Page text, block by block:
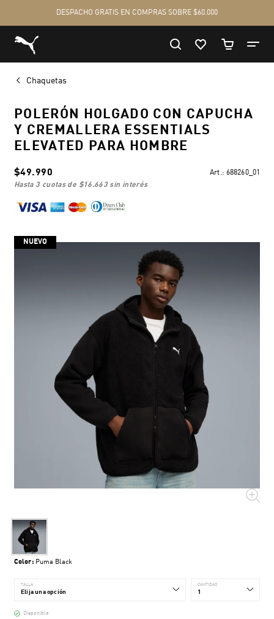
Chaquetas
POLERÓN HOLGADO CON CAPUCHA
Y CREMALLERA ESSENTIALS
ELEVATED PARA HOMBRE
$49.990 Art.: 688260_01
hasta 3 cuotas de $16.663sin interés
NUEVO
Color: Puma Black
TALLA CANTIDAD
Disponible